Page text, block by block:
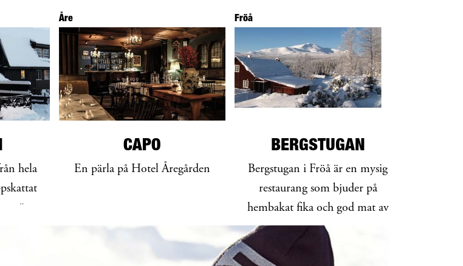
hela
gäster
Åre
CAPO
En pärla på Hotel Åregården
Fröå
BERGSTUGAN
Bergstugan i Fröå är en mysig
restaurang som bjuder på
hembakat fika och god mat av
lokala råvaror